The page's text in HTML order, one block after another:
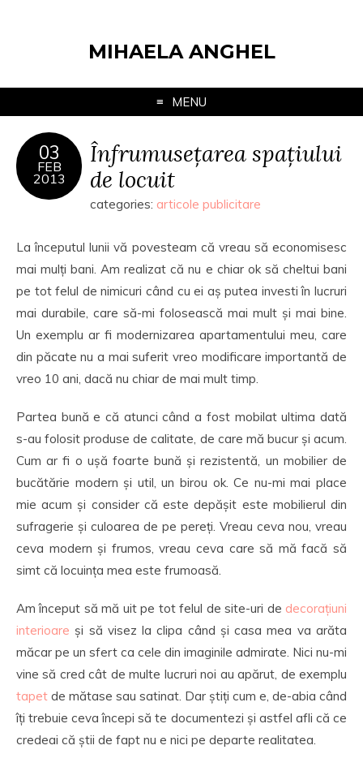
MIHAELA ANGHEL
MENU
03
FEB
2013
Înfrumusețarea spațiului
de locuit
categories: articole publicitare
La începutul lunii vă povesteam că vreau să economisesc
mai mulți bani. Am realizat că nu e chiar ok să cheltui bani
pe tot felul de nimicuri când cu ei aș putea investi în lucruri
mai durabile, care să-mi folosească mai mult și mai bine.
Un exemplu ar fi modernizarea apartamentului meu, care
din păcate nu a mai suferit vreo modificare importantă de
vreo 10 ani, dacă nu chiar de mai mult timp.
Partea bună e că atunci când a fost mobilat ultima dată
s-au folosit produse de calitate, de care mă bucur și acum.
Cum ar fi o ușă foarte bună și rezistentă, un mobilier de
bucătărie modern și util, un birou ok. Ce nu-mi mai place
mie acum și consider că este depășit este mobilierul din
sufragerie și culoarea de pe pereți. Vreau ceva nou, vreau
ceva modern și frumos, vreau ceva care să mă facă să
simt că locuința mea este frumoasă.
Am început să mă uit pe tot felul de site-uri de decorațiuni
interioare și să visez la clipa când și casa mea va arăta
măcar pe un sfert ca cele din imaginile admirate. Nici nu-mi
vine să cred cât de multe lucruri noi au apărut, de exemplu
tapet de mătase sau satinat. Dar știți cum e, de-abia când
îți trebuie ceva începi să te documentezi și astfel afli că ce
credeai că știi de fapt nu e nici pe departe realitatea.